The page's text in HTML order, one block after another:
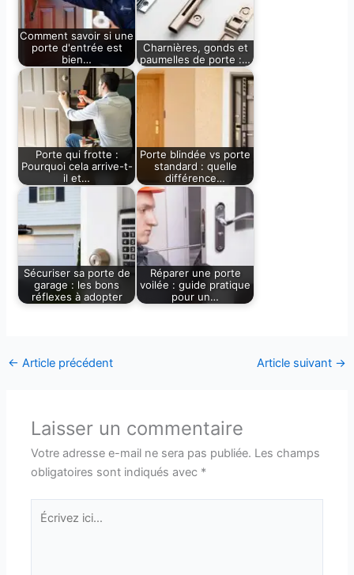
Comment savoir si une
porte d'entrée est
bien…
Charnières, gonds et
paumelles de porte :…
Porte qui frotte :
Pourquoi cela arrive-t-
il et…
Porte blindée vs porte
standard : quelle
différence…
Sécuriser sa porte de
garage : les bons
réflexes à adopter
Réparer une porte
voilée : guide pratique
pour un…
← Article précédent Article suivant →
Laisser un commentaire
Votre adresse e-mail ne sera pas publiée. Les champs
obligatoires sont indiqués avec *
Écrivez
ici…